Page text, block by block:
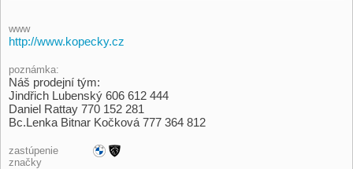
www
http://www.kopecky.cz
poznámka:
Náš prodejní tým:
Jindřich Lubenský 606 612 444
Daniel Rattay 770 152 281
Bc.Lenka Bitnar Kočková 777 364 812
zastúpenie
značky